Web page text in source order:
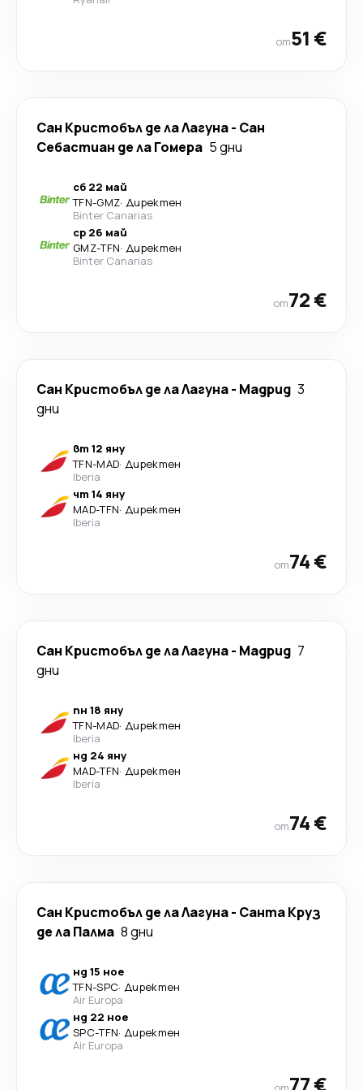
от51 €
Сан Кристобъл де ла Лагуна- Сан
Себастиан де ла Гомера 5 дни
сб 22 май
TFN-GMZ· Директен
Binter Canarias
ср 26 май
GMZ-TFN· Директен
Binter Canarias
от72 €
Сан Кристобъл де ла Лагуна- Мадрид 3
дни
вт 12 яну
TFN-MAD· Директен
Iberia
чт 14 яну
MAD-TFN· Директен
Iberia
от74 €
Сан Кристобъл де ла Лагуна- Мадрид 7
дни
пн 18 яну
TFN-MAD· Директен
Iberia
нд 24 яну
MAD-TFN· Директен
Iberia
от74 €
Сан Кристобъл де ла Лагуна- Санта Круз
де ла Палма 8 дни
нд 15 ное
TFN-SPC· Директен
Air Europa
нд 22 ное
SPC-TFN· Директен
Air Europa
77 €